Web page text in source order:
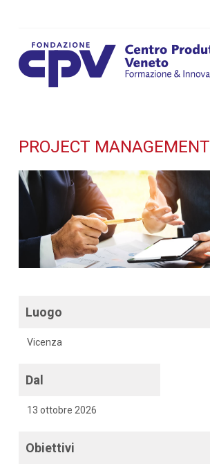
Dettaglio corso di
formazione
PROJECT MANAGEMENT
Luogo
Vicenza
Dal
13 ottobre 2026
Obiettivi